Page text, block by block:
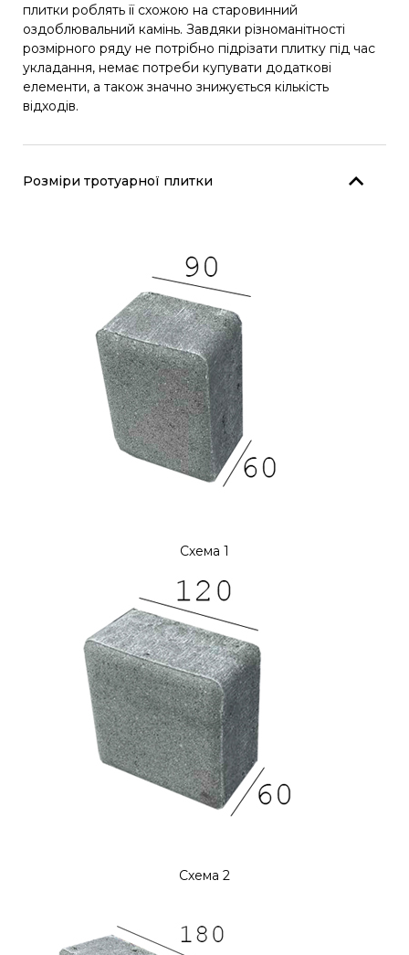
плитки роблять її схожою на старовинний
оздоблювальний камінь. Завдяки різноманітності
розмірного ряду не потрібно підрізати плитку під час
укладання, немає потреби купувати додаткові
елементи, а також значно знижується кількість
відходів.
Розміри тротуарної плитки
Схема 1
Схема 2